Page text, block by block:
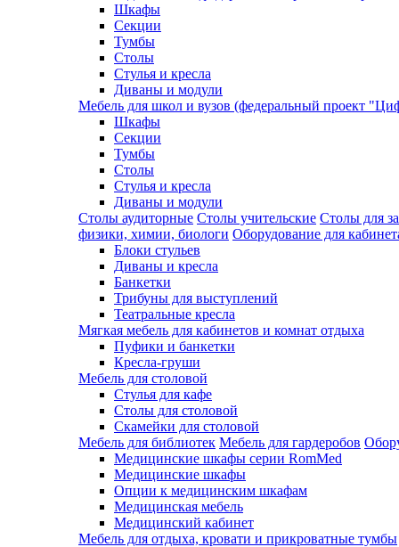
Шкафы
Секции
Тумбы
Столы
Стулья и кресла
Диваны и модули
Мебель для школ и вузов (федеральный проект
Шкафы
Секции
Тумбы
Столы
Стулья и кресла
Диваны и модули
Столы аудиторные Столы учительские Столы для
физики, химии, биологи Оборудование для
Блоки стульев
Диваны и кресла
Банкетки
Трибуны для выступлений
Театральные кресла
Мягкая мебель для кабинетов и комнат отдыха
Пуфики и банкетки
Кресла-груши
Мебель для столовой
Cтулья для кафе
Cтолы для столовой
Скамейки для столовой
Мебель для библиотек Мебель для гардеробов
Медицинские шкафы серии RomMed
Медицинские шкафы
Опции к медицинским шкафам
Медицинская мебель
Медицинский кабинет
Мебель для отдыха, кровати и прикроватные тумбы